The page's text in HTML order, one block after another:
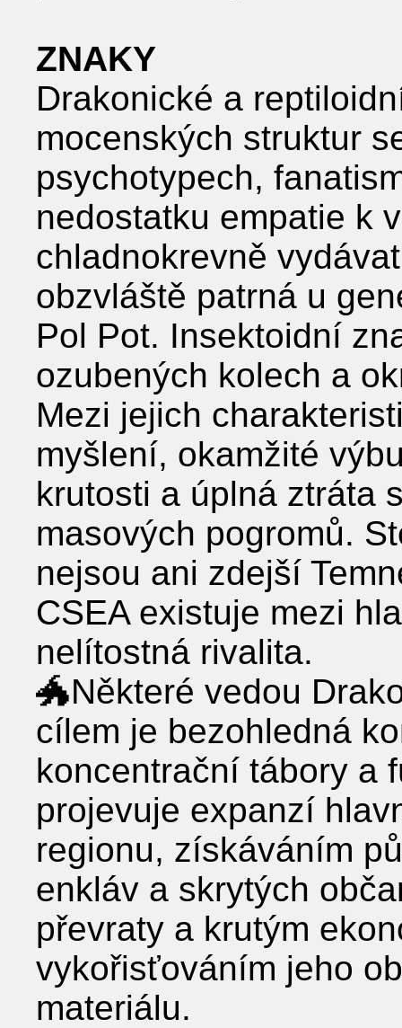
ZNAKY
Drakonické a
mocenských struktur
psychotypech,
nedostatku empatie k
chladnokrevně
obzvláště patrná u
Pol Pot. Insektoidní
ozubených kolech a
Mezi jejich
myšlení, okamžité
krutosti a úplná ztráta
masových pogromů.
nejsou ani zdejší
CSEA existuje mezi
nelítostná rivalita.
🐲Některé vedou
cílem je bezohledná
koncentrační tábory a
projevuje expanzí
regionu, získáváním
enkláv a skrytých
převraty a krutým
vykořisťováním jeho
materiálu.